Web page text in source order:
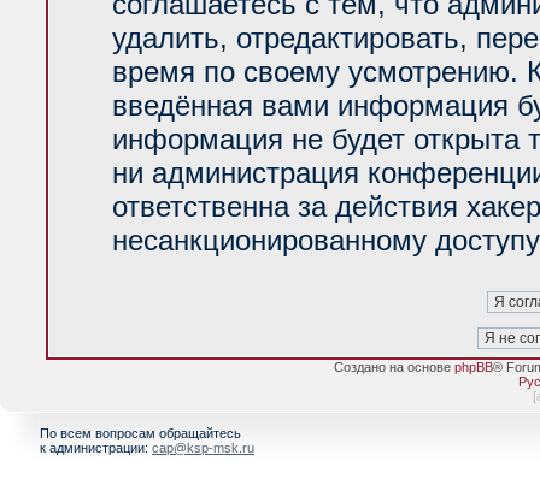
удалить, отредактировать,
время по своему усмотрению.
введённая вами информация
информация не будет открыта
ни администрация
ответственна за действия
несанкционированному
Создано на основе phpBB®
[
По всем вопросам обращайтесь
к администрации: cap@ksp-msk.ru